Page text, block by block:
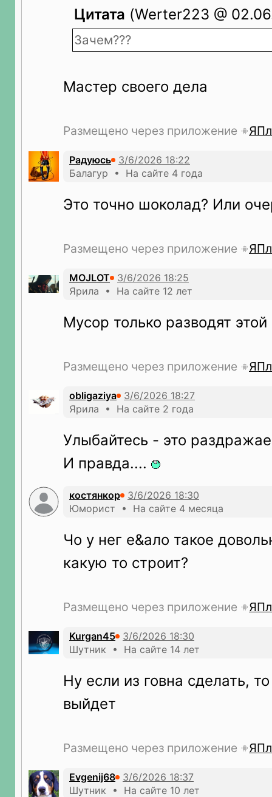
Цитата (Werter223 @
Зачем???
Мастер своего дела
Размещено через приложение
Радуюсь
Балагур • На сайте 4 года
Это точно шоколад? Или
Размещено через приложение
MOJLOT
Ярила • На сайте 12 лет
Мусор только разводят этой
Размещено через приложение
obligaziya
Ярила • На сайте 2 года
Улыбайтесь - это
И правда....
костянкор
Юморист • На сайте 4 месяца
Чо у нег е&ало такое
какую то строит?
Размещено через приложение
Kurgan45
Шутник • На сайте 14 лет
Ну если из говна сделать,
выйдет
Размещено через приложение
Evgenij68
Шутник • На сайте 10 лет